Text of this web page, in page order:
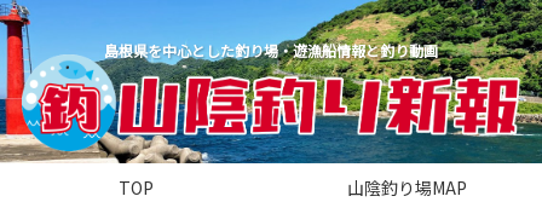
島根県を中心とした釣り場・遊漁船情報と釣り動画
TOP
山陰釣り場MAP